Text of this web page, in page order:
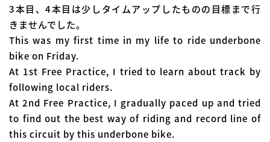
3本目、4本目は少しタイムアップしたものの目標まで行
きませんでした。
This was my first time in my life to ride underbone
bike on Friday.
At 1st Free Practice, I tried to learn about track by
following local riders.
At 2nd Free Practice, I gradually paced up and tried
to find out the best way of riding and record line of
this circuit by this underbone bike.